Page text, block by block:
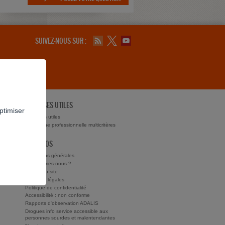
SUIVEZ-NOUS SUR :
ADRESSES UTILES
Adresses utiles
Recherche professionnelle multicritères
À PROPOS
Conditions générales
Qui sommes-nous ?
Charte du site
Mentions légales
Politique de confidentialité
Accessibilité : non conforme
Rapports d'observation ADALIS
Drogues info service accessible aux
personnes sourdes et malentendantes